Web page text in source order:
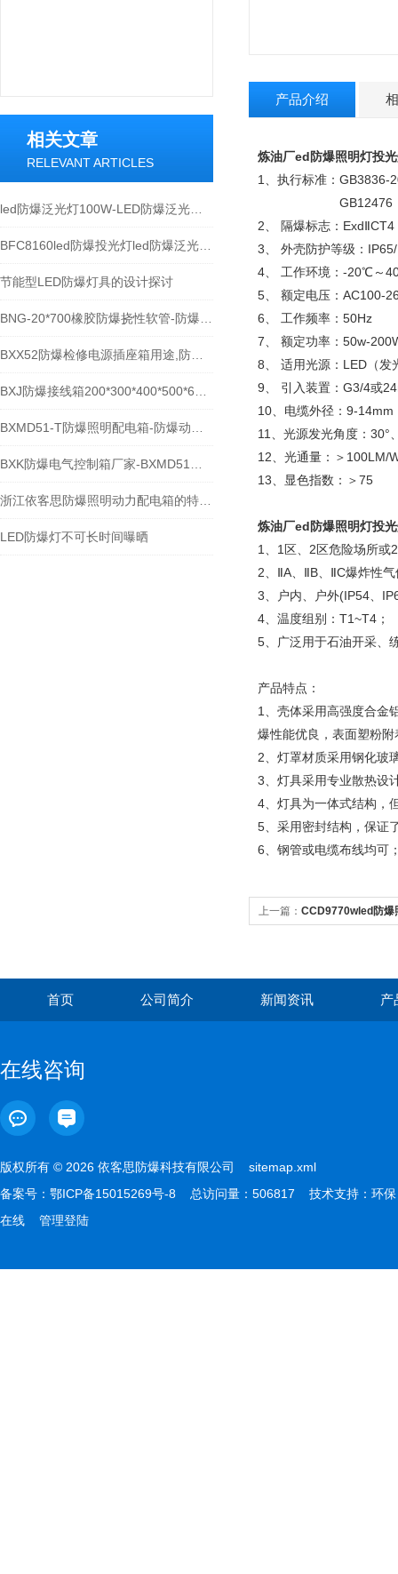
相关文章
RELEVANT ARTICLES
节能型LED防爆灯具的设计探讨
LED防爆灯不可长时间曝晒
产品介绍
炼油厂ed防爆照明灯投
1、执行标准：GB3836-
GB12476（等效
2、 隔爆标志：ExdⅡCT4
3、 外壳防护等级：
4、 工作环境：-20℃～
5、 额定电压：AC100-
6、 工作频率：50Hz
7、 额定功率：50w-
8、 适用光源：LED（发
9、 引入装置：G3/4或
10、电缆外径：9-14mm
11、光源发光角度：30°
12、光通量：＞100LM/
13、显色指数：＞75
炼油厂ed防爆照明灯投
1、1区、2区危险场所或
2、ⅡA、ⅡB、ⅡC爆炸性
3、户内、户外(IP54、
4、温度组别：T1~T4；
5、广泛用于石油开采、
产品特点：
1、壳体采用高强度合金
爆性能优良，表面塑粉
2、灯罩材质采用钢化玻
3、灯具采用专业散热设
4、灯具为一体式结构，
5、采用密封结构，保证
6、钢管或电缆布线均可
上一篇： CCD9770wled防爆
首页 公司简介 新闻资讯 产
在线咨询
版权所有 © 2026 依客思防爆科技有限公司 sitemap.xml
备案号： 鄂ICP备15015269号-8 总访问量：506817 技术支持： 环保
在线
管理登陆